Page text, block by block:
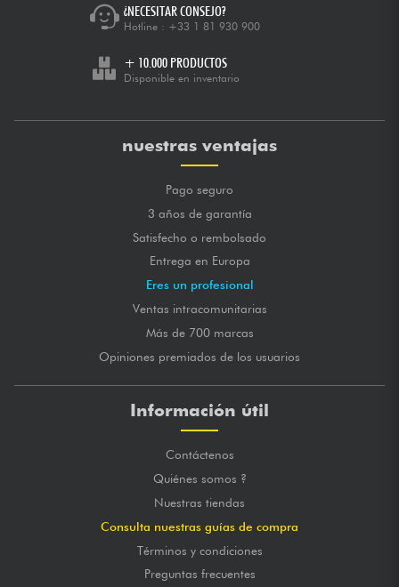
¿NECESITAR CONSEJO?
Hotline : +33 1 81 930 900
+ 10.000 PRODUCTOS
Disponible en inventario
nuestras ventajas
Pago seguro
3 años de garantía
Satisfecho o rembolsado
Entrega en Europa
Eres un profesional
Ventas intracomunitarias
Más de 700 marcas
Opiniones premiados de los usuarios
Información útil
Contáctenos
Quiénes somos ?
Nuestras tiendas
Consulta nuestras guías de compra
Términos y condiciones
Preguntas frecuentes